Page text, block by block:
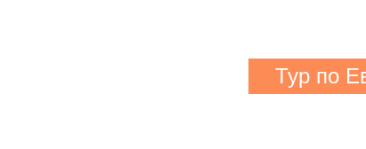
Тур по